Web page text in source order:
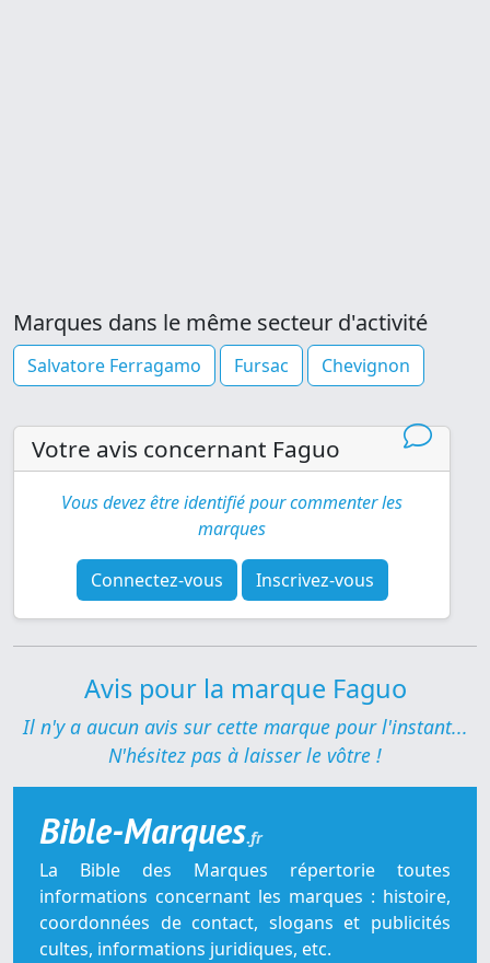
Marques dans le même secteur d'activité
Salvatore Ferragamo Fursac Chevignon
Votre avis concernant Faguo
Vous devez être identifié pour commenter les
marques
Connectez-vous Inscrivez-vous
Avis pour la marque Faguo
Il n'y a aucun avis sur cette marque pour l'instant...
N'hésitez pas à laisser le vôtre !
Bible-Marques.fr
La Bible des Marques répertorie toutes
informations concernant les marques : histoire,
coordonnées de contact, slogans et publicités
cultes, informations juridiques, etc.